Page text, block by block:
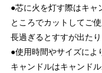
●芯に火を灯す際はキャ
ところでカットしてご使
長過ぎるとすすが出た
●使用時間やサイズによ
キャンドルはキャンド